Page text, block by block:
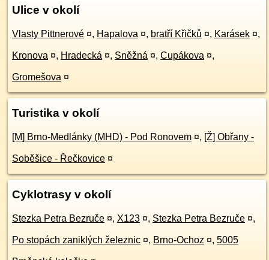
Ulice v okolí
Vlasty Pittnerové ¤, Hapalova ¤, bratří Křičků ¤, Karásek ¤,
Kronova ¤, Hradecká ¤, Sněžná ¤, Cupákova ¤,
Gromešova ¤
Turistika v okolí
[M] Brno-Medlánky (MHD) - Pod Ronovem ¤, [Ž] Obřany -
Soběšice - Řečkovice ¤
Cyklotrasy v okolí
Stezka Petra Bezruče ¤, X123 ¤, Stezka Petra Bezruče ¤,
Po stopách zaniklých železnic ¤, Brno-Ochoz ¤, 5005